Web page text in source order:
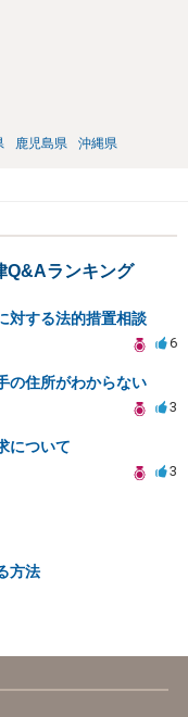
鹿児島県 沖縄県
Q&Aランキング
対する法的措置相談
6
の住所がわからない
3
について
3
方法